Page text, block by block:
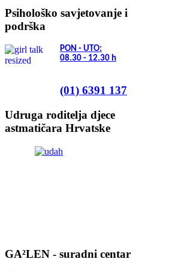
Psihološko savjetovanje i
podrška
PON - UTO:
08.30 - 12.30 h
(01) 6391 137
Udruga roditelja djece
astmatičara Hrvatske
GA²LEN - suradni centar